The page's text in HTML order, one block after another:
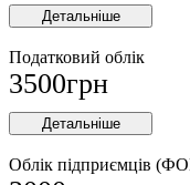
Детальніше
Податковий облік
3500грн
Детальніше
Облік підприємців